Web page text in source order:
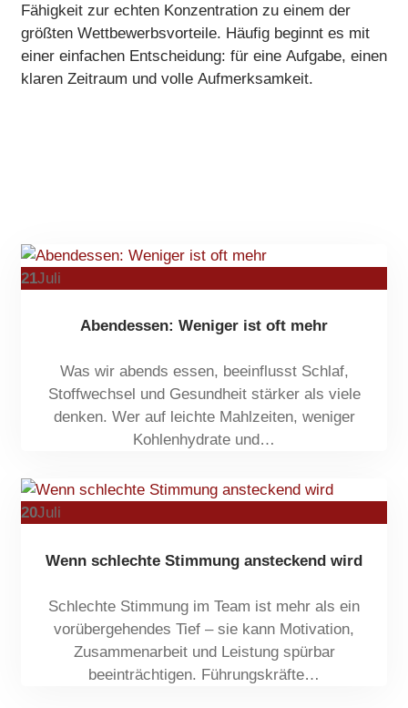
Fähigkeit zur echten Konzentration zu einem der
größten Wettbewerbsvorteile. Häufig beginnt es mit
einer einfachen Entscheidung: für eine Aufgabe, einen
klaren Zeitraum und volle Aufmerksamkeit.
21Juli
Abendessen: Weniger ist oft mehr
Was wir abends essen, beeinflusst Schlaf,
Stoffwechsel und Gesundheit stärker als viele
denken. Wer auf leichte Mahlzeiten, weniger
Kohlenhydrate und…
20Juli
Wenn schlechte Stimmung ansteckend wird
Schlechte Stimmung im Team ist mehr als ein
vorübergehendes Tief – sie kann Motivation,
Zusammenarbeit und Leistung spürbar
beeinträchtigen. Führungskräfte…